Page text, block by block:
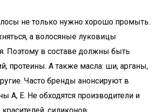
не только нужно хорошо промыть.
а волосяные луковицы
Поэтому в составе должны быть
протеины. А также масла: ши, арганы,
Часто бренды анонсируют в
А, Е. Не обходятся производители и